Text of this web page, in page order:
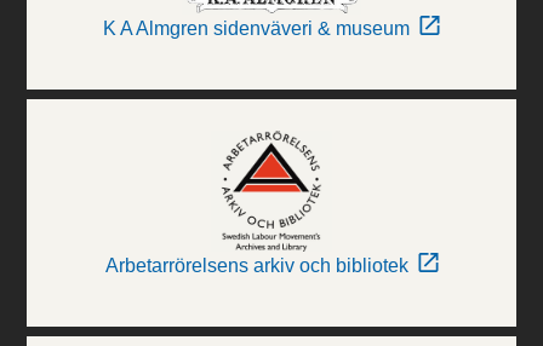
K A Almgren sidenväveri & museum
Arbetarrörelsens arkiv och bibliotek